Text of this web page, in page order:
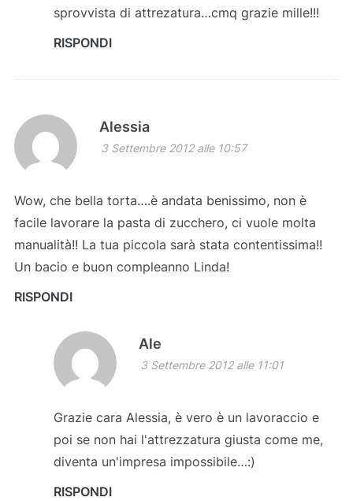
sprovvista di attrezatura…cmq grazie mille!!!
RISPONDI
Alessia
3 Settembre 2012 alle 10:57
Wow, che bella torta….è andata benissimo, non è
facile lavorare la pasta di zucchero, ci vuole molta
manualità!! La tua piccola sarà stata contentissima!!
Un bacio e buon compleanno Linda!
RISPONDI
Ale
3 Settembre 2012 alle 11:01
Grazie cara Alessia, è vero è un lavoraccio e
poi se non hai l'attrezzatura giusta come me,
diventa un'impresa impossibile…:)
RISPONDI